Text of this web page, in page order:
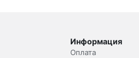
Информация
Оплата